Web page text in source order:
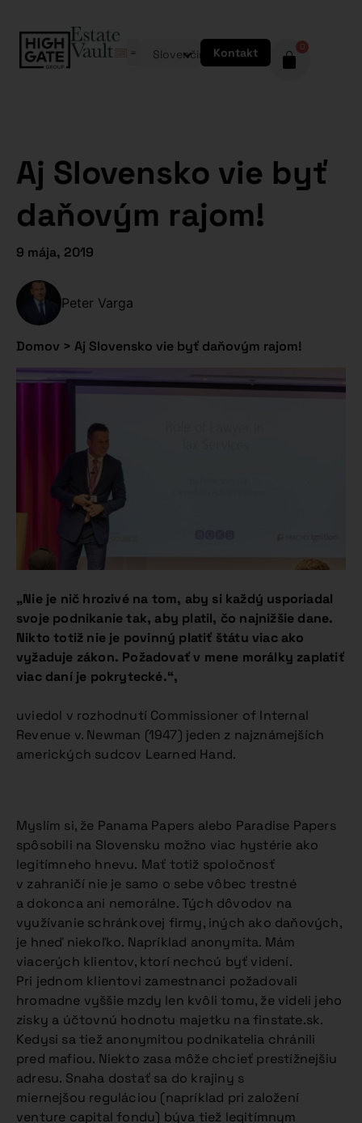
Slovenčina Kontakt 0
Aj Slovensko vie byť
daňovým rajom!
9 mája, 2019
Peter Varga
Domov > Aj Slovensko vie byť daňovým rajom!
„Nie je nič hrozivé na tom, aby si každý usporiadal
svoje podnikanie tak, aby platil, čo najnižšie dane.
Nikto totiž nie je povinný platiť štátu viac ako
vyžaduje zákon. Požadovať v mene morálky zaplatiť
viac daní je pokrytecké.“,
uviedol v rozhodnutí Commissioner of Internal
Revenue v. Newman (1947) jeden z najznámejších
amerických sudcov Learned Hand.
Myslím si, že Panama Papers alebo Paradise Papers
spôsobili na Slovensku možno viac hystérie ako
legitímneho hnevu. Mať totiž spoločnosť
v zahraničí nie je samo o sebe vôbec trestné
a dokonca ani nemorálne. Tých dôvodov na
využívanie schránkovej firmy, iných ako daňových,
je hneď niekoľko. Napríklad anonymita. Mám
viacerých klientov, ktorí nechcú byť videní.
Pri jednom klientovi zamestnanci požadovali
hromadne vyššie mzdy len kvôli tomu, že videli jeho
zisky a účtovnú hodnotu majetku na finstate.sk.
Kedysi sa tiež anonymitou podnikatelia chránili
pred mafiou. Niekto zasa môže chcieť prestížnejšiu
adresu. Snaha dostať sa do krajiny s
miernejšou reguláciou (napríklad pri založení
venture capital fondu) býva tiež legitímnym